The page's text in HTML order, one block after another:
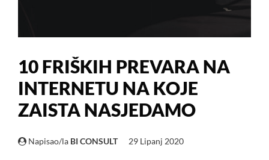
10 FRIŠKIH PREVARA NA
INTERNETU NA KOJE
ZAISTA NASJEDAMO
Napisao/la BI CONSULT 29 Lipanj 2020